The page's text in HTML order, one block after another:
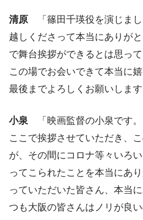
清原 「篠田千瑛役を演じま
越しくださって本当にありが
で舞台挨拶ができるとは思っ
この場でお会いできて本当に
最後までよろしくお願いします
小泉 「映画監督の小泉です
ここで挨拶させていただき、
が、その間にコロナ等々いろ
ってこられたことを本当にあ
っていただいた皆さん、本当
つも大阪の皆さんはノリが良